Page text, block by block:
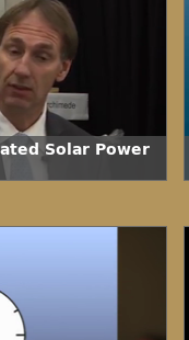
Solar Power